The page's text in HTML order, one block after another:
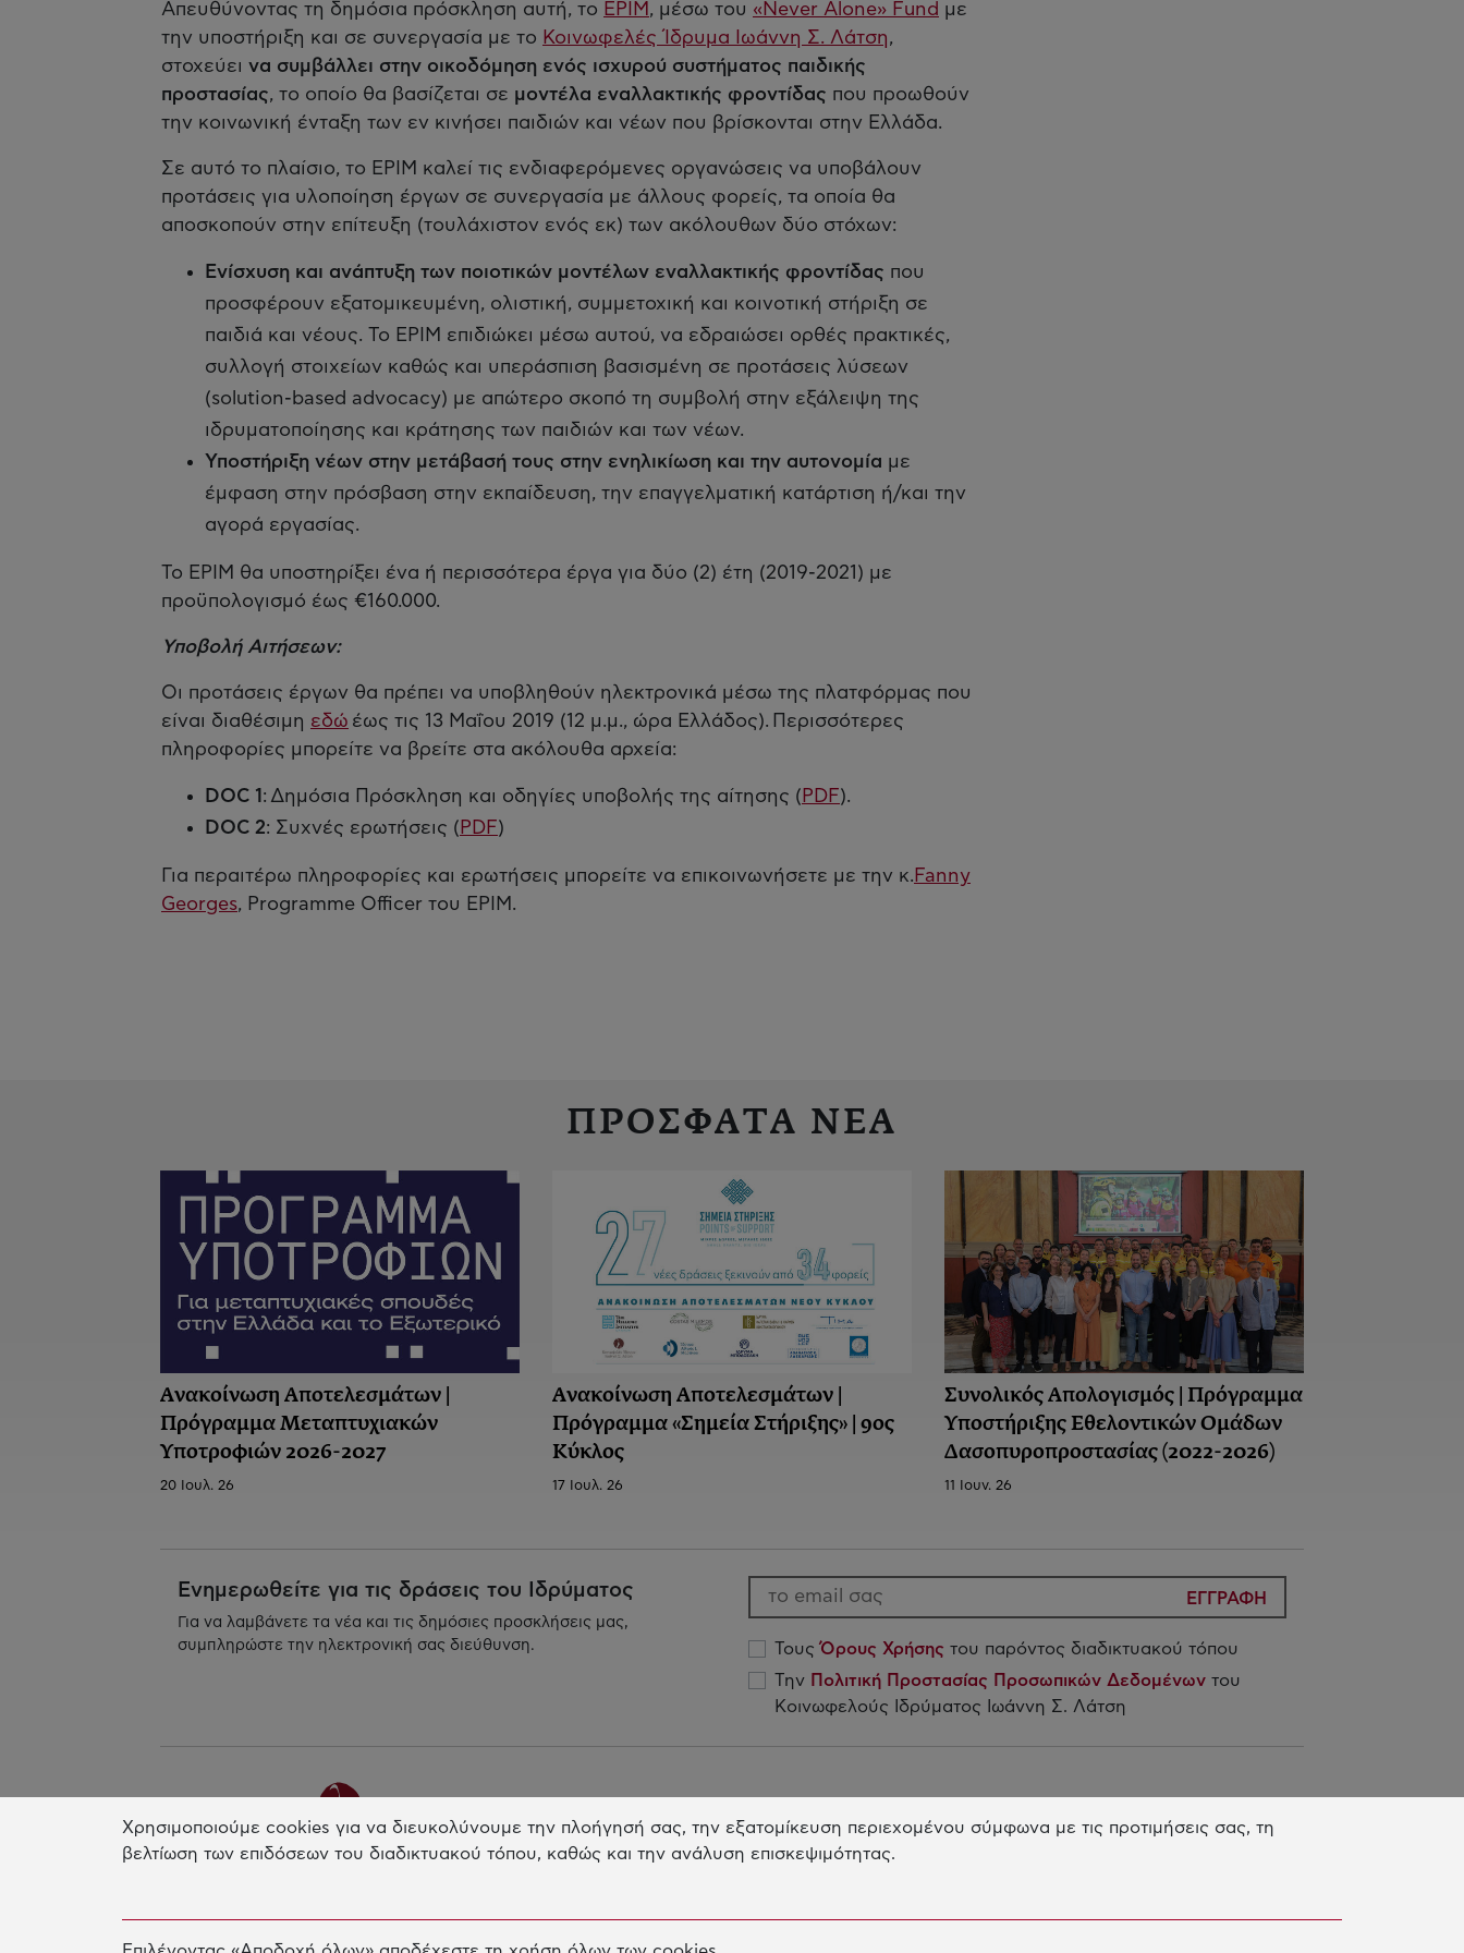
Απευθύνοντας τη δημόσια πρόσκληση αυτή, το EPIM , μέσω του «Never Alone» Fund με
την υποστήριξη και σε συνεργασία με το Κοινωφελές Ίδρυμα Ιωάννη Σ. Λάτση,
στοχεύει να συμβάλλει στην οικοδόμηση ενός ισχυρού συστήματος παιδικής
προστασίας, το οποίο θα βασίζεται σε μοντέλα εναλλακτικής φροντίδας που προωθούν
την κοινωνική ένταξη των εν κινήσει παιδιών και νέων που βρίσκονται στην Ελλάδα.
Σε αυτό το πλαίσιο, τo EPIM καλεί τις ενδιαφερόμενες οργανώσεις να υποβάλουν
προτάσεις για υλοποίηση έργων σε συνεργασία με άλλους φορείς, τα οποία θα
αποσκοπούν στην επίτευξη (τουλάχιστον ενός εκ) των ακόλουθων δύο στόχων:
Ενίσχυση και ανάπτυξη των ποιοτικών μοντέλων εναλλακτικής φροντίδας που
προσφέρουν εξατομικευμένη, ολιστική, συμμετοχική και κοινοτική στήριξη σε
παιδιά και νέους. Το EPIM επιδιώκει μέσω αυτού, να εδραιώσει ορθές πρακτικές,
συλλογή στοιχείων καθώς και υπεράσπιση βασισμένη σε προτάσεις λύσεων
(solution-based advocacy) με απώτερο σκοπό τη συμβολή στην εξάλειψη της
ιδρυματοποίησης και κράτησης των παιδιών και των νέων.
Υποστήριξη νέων στην μετάβασή τους στην ενηλικίωση και την αυτονομία με
έμφαση στην πρόσβαση στην εκπαίδευση, την επαγγελματική κατάρτιση ή/και την
αγορά εργασίας.
Το EPIM θα υποστηρίξει ένα ή περισσότερα έργα για δύο (2) έτη (2019-2021) με
προϋπολογισμό έως €160.000.
Υποβολή Αιτήσεων:
Οι προτάσεις έργων θα πρέπει να υποβληθούν ηλεκτρονικά μέσω της πλατφόρμας που
είναι διαθέσιμη εδώ έως τις 13 Μαΐου 2019 (12 μ.μ., ώρα Ελλάδος). Περισσότερες
πληροφορίες μπορείτε να βρείτε στα ακόλουθα αρχεία:
DOC 1 : Δημόσια Πρόσκληση και οδηγίες υποβολής της αίτησης ( PDF).
DOC 2: Συχνές ερωτήσεις ( PDF)
Για περαιτέρω πληροφορίες και ερωτήσεις μπορείτε να επικοινωνήσετε με την κ. Fanny
Georges, Programme Officer του EPIM.
ΠΡΟΣΦΑΤΑ ΝΕΑ
Ανακοίνωση Αποτελεσμάτων |
Πρόγραμμα Μεταπτυχιακών
Υποτροφιών 2026-2027
20 Ιουλ. 26
Ανακοίνωση Aποτελεσμάτων |
Πρόγραμμα «Σημεία Στήριξης» | 9ος
Κύκλος
17 Ιουλ. 26
Συνολικός Απολογισμός | Πρόγραμμα
Υποστήριξης Εθελοντικών Ομάδων
Δασοπυροπροστασίας (2022-2026)
11 Ιουν. 26
Ενημερωθείτε για τις δράσεις του Ιδρύματος
Για να λαμβάνετε τα νέα και τις δημόσιες προσκλήσεις μας,
συμπληρώστε την ηλεκτρονική σας διεύθυνση.
ΕΓΓΡΑΦΗ
ΤουςΌρους Χρήσης του παρόντος διαδικτυακού τόπου
Την Πολιτική Προστασίας Προσωπικών Δεδομένων του
Κοινωφελούς Ιδρύματος Ιωάννη Σ. Λάτση
Γραφείο Αθηνών
Το Ίδρυμα
ΣΚΟΠΟΣ ΤΟΥ ΙΔΡΥΜΑΤΟΣ
Η Δράση μας
ΚΑΙΝΟΤΟΜΙΑ & ΒΙΩΣΙΜΗ ΑΝΑΠΤΥΞΗ
Χρησιμοποιούμε cookies για να διευκολύνουμε την πλοήγησή σας, την εξατομίκευση περιεχομένου σύμφωνα με τις προτιμήσεις σας, τη
βελτίωση των επιδόσεων του διαδικτυακού τόπου, καθώς και την ανάλυση επισκεψιμότητας.